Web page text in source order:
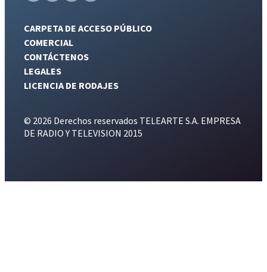
CARPETA DE ACCESO PÚBLICO
COMERCIAL
CONTÁCTENOS
LEGALES
LICENCIA DE RODAJES
© 2026 Derechos reservados TELEARTE S.A. EMPRESA
DE RADIO Y TELEVISION 2015